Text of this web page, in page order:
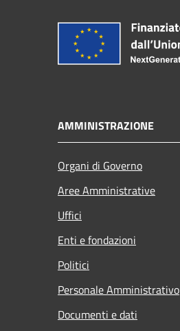
AMMINISTRAZIONE
Organi di Governo
Aree Amministrative
Uffici
Enti e fondazioni
Politici
Personale Amministrativo
Documenti e dati